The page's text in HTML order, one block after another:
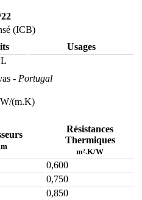
(ICB)
Usages
- Portugal
(m.K)
Résistances
Thermiques
m².K/W
0,600
0,750
0,850